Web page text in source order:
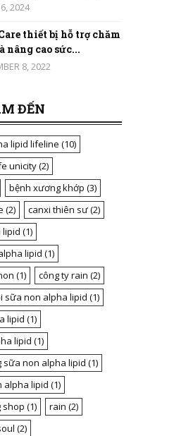
2024
thiết bị hỗ trợ chăm
nâng cao sức...
8, 2022
ĐẾN
lipid lifeline (10)
unicity(2)
bệnh xương khớp (3)
(2) canxi thiên sư(2)
lipid (1)
lipid (1)
(1) công ty rain (2)
sữa non alpha lipid (1)
lipid (1)
lipid (1)
sữa non alpha lipid (1)
alpha lipid (1)
shop (1) rain (2)
(2)